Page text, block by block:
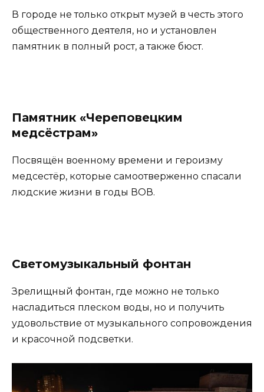
В городе не только открыт музей в честь этого
общественного деятеля, но и установлен
памятник в полный рост, а также бюст.
Памятник «Череповецким
медсёстрам»
Посвящён военному времени и героизму
медсестёр, которые самоотверженно спасали
людские жизни в годы ВОВ.
Светомузыкальный фонтан
Зрелищный фонтан, где можно не только
насладиться плеском воды, но и получить
удовольствие от музыкального сопровождения
и красочной подсветки.